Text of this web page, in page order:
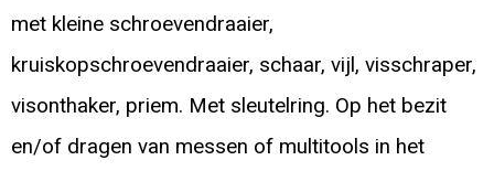
met kleine schroevendraaier,
kruiskopschroevendraaier, schaar, vijl, visschraper,
visonthaker, priem. Met sleutelring. Op het bezit
en/of dragen van messen of multitools in het